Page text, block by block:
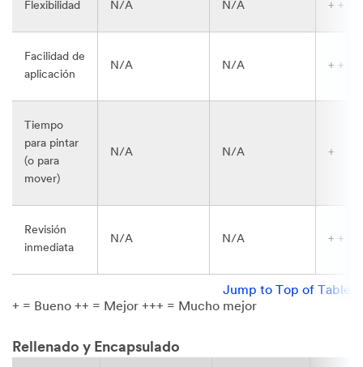
Flexibilidad N/A N/A + + +
Facilidad de
aplicación
N/A N/A + + +
Tiempo
para pintar
(o para
mover)
N/A N/A +
Revisión
inmediata
N/A N/A + + +
Jump to Top of Table
+ = Bueno ++ = Mejor +++ = Mucho mejor
Rellenado y Encapsulado